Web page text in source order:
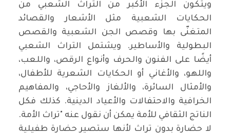
ويتكون الجزء الأكبر من التراث الشعبي من
الحكايات الشعبية مثل الأشعار والقصائد
المتغنّى بها وقصص الجن الشعبية والقصص
البطولية والأساطير. ويشتمل التراث الشعبي
أيضًا على الفنون والحرف وأنواع الرقص، واللعب،
واللهو، والأغاني أو الحكايات الشعرية للأطفال،
والأمثال السائرة، والألغاز والأحاجي، والمفاهيم
الخرافية والاحتفالات والأعياد الدينية. كذلك فكل
الناتج الثقافي للأمة يمكن أن نقول عنه "تراث الأمة.
لا حضارة بدون تراث لأنها ستصير حضارة طفيلية